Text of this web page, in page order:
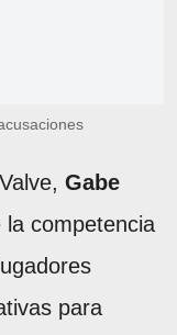
Gabe
la competencia
para